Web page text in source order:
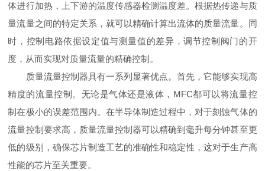
体进行加热，上下游的温度传感器检测温度差。根据热传递与质
量流量之间的特定关系，就可以精确计算出流体的质量流量。同
时，控制电路依据设定值与测量值的差异，调节控制阀门的开
度，从而实现对质量流量的精确控制。
质量流量控制器具有一系列显著优点。首先，它能够实现高
精度的流量控制。无论是气体还是液体，MFC都可以将流量控
制在极小的误差范围内。在半导体制造过程中，对于刻蚀气体的
流量控制要求高，质量流量控制器可以精确到毫升每分钟甚至更
低的级别，确保芯片制造工艺的准确性和稳定性，这对于生产高
性能的芯片至关重要。